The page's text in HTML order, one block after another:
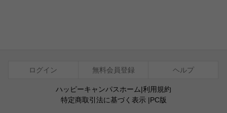
ログイン 無料会員登録 ヘルプ
ハッピーキャンパスホーム|利用規約
特定商取引法に基づく表示|PC版